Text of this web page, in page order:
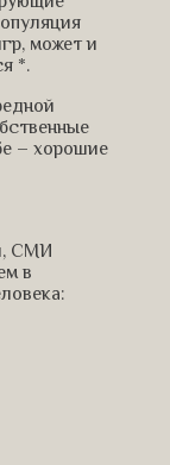
может и
*.
– хорошие
СМИ
в